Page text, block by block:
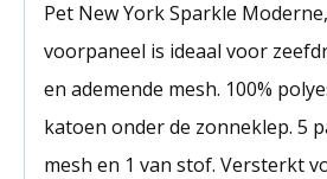
Pet New York Sparkle
voorpaneel is ideaal voor
en ademende mesh. 100%
katoen onder de zonneklep. 5
mesh en 1 van stof. Versterkt